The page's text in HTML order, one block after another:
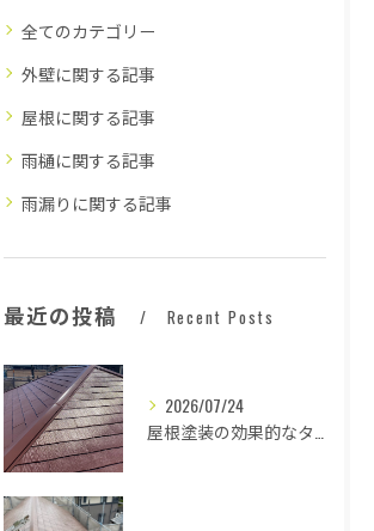
全てのカテゴリー
外壁に関する記事
屋根に関する記事
雨樋に関する記事
雨漏りに関する記事
最近の投稿 Recent Posts
2026/07/24